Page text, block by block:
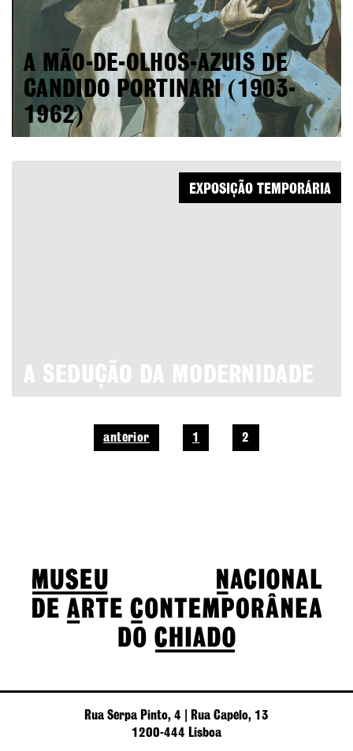
A MÃO-DE-OLHOS-AZUIS DE
CANDIDO PORTINARI (1903-
1962)
A SEDUÇÃO DA MODERNIDADE
EXPOSIÇÃO TEMPORÁRIA
anterior 1 2
Rua Serpa Pinto, 4 | Rua Capelo, 13
1200-444 Lisboa